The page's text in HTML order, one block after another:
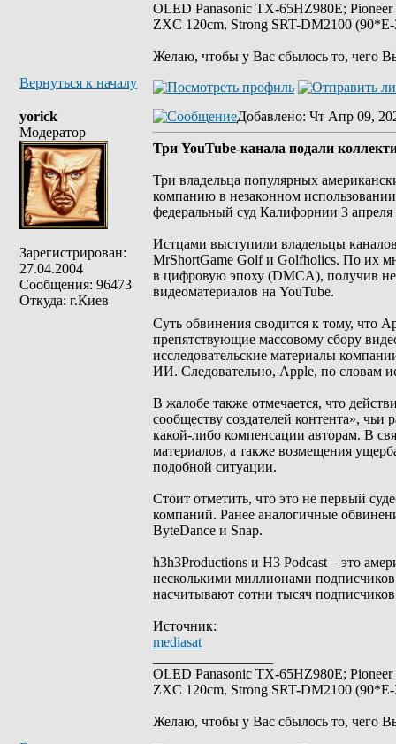
OLED Panasonic TX-65HZ980E;
ZXC 120cm, Strong SRT-DM2100
Желаю, чтобы у Вас сбылось то, чего
Вернуться к началу
yorick
Модератор
Зарегистрирован:
27.04.2004
Сообщения: 96473
Откуда: г.Киев
Добавлено: Чт Апр 09,
Три YouTube-канала подали
Три владельца популярных
компанию в незаконном
федеральный суд Калифорнии 3
Истцами выступили владельцы
MrShortGame Golf и Golfholics. По их
в цифровую эпоху (DMCA), получив
видеоматериалов на YouTube.
Суть обвинения сводится к тому, что
препятствующие массовому сбору
исследовательские материалы
ИИ. Следовательно, Apple, по словам
В жалобе также отмечается, что
сообществу создателей контента»,
какой-либо компенсации авторам. В
материалов, а также возмещения
подобной ситуации.
Стоит отметить, что это не первый
компаний. Ранее аналогичные
ByteDance и Snap.
h3h3Productions и H3 Podcast – это
несколькими миллионами
насчитывают сотни тысяч
Источник:
mediasat
OLED Panasonic TX-65HZ980E;
ZXC 120cm, Strong SRT-DM2100
Желаю, чтобы у Вас сбылось то, чего